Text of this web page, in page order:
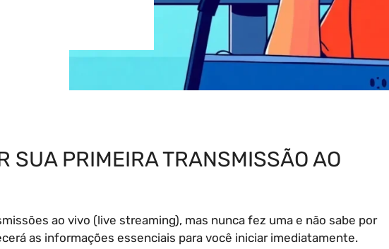
SUA PRIMEIRA TRANSMISSÃO AO
ao vivo (live streaming), mas nunca fez uma e não sabe por
as informações essenciais para você iniciar imediatamente.